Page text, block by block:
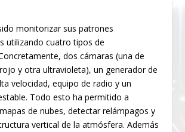
monitorizar sus patrones
utilizando cuatro tipos de
dos cámaras (una de
y otra ultravioleta), un generador de
velocidad, equipo de radio y un
Todo esto ha permitido a
de nubes, detectar relámpagos y
vertical de la atmósfera. Además